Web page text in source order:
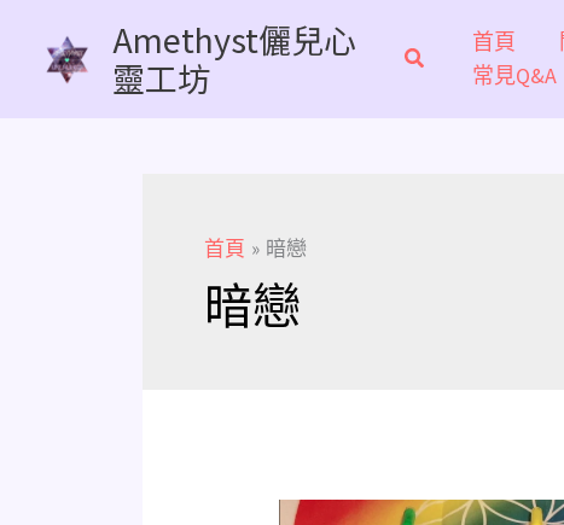
Amethyst儷兒心
靈工坊
首頁
常見Q&A
首頁 暗戀
暗戀